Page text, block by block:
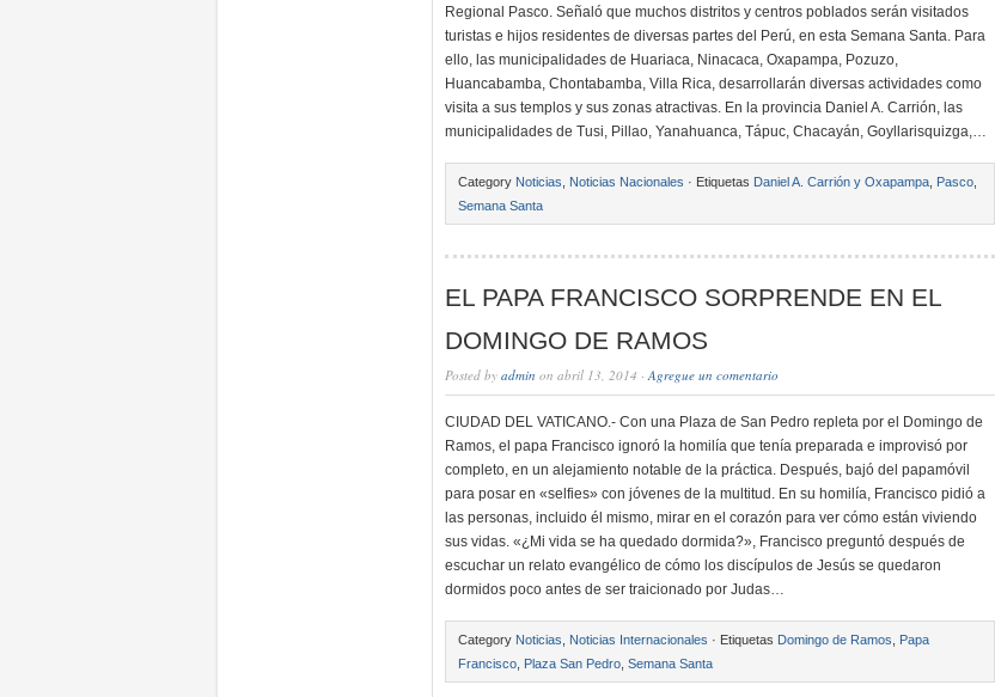
Regional Pasco. Señaló que muchos distritos y centros poblados serán visitados
turistas e hijos residentes de diversas partes del Perú, en esta Semana Santa. Para
ello, las municipalidades de Huariaca, Ninacaca, Oxapampa, Pozuzo,
Huancabamba, Chontabamba, Villa Rica, desarrollarán diversas actividades como
visita a sus templos y sus zonas atractivas. En la provincia Daniel A. Carrión, las
municipalidades de Tusi, Pillao, Yanahuanca, Tápuc, Chacayán, Goyllarisquizga,…
Category Noticias Noticias Nacionales · Etiquetas Daniel A. Carrión y Oxapampa Pasco
Semana Santa
EL PAPA FRANCISCO SORPRENDE EN EL
DOMINGO DE RAMOS
Posted by admin on abril 13, 2014 ·Agregue un comentario
CIUDAD DEL VATICANO.- Con una Plaza de San Pedro repleta por el Domingo de
Ramos, el papa Francisco ignoró la homilía que tenía preparada e improvisó por
completo, en un alejamiento notable de la práctica. Después, bajó del papamóvil
para posar en «selfies» con jóvenes de la multitud. En su homilía, Francisco pidió a
las personas, incluido él mismo, mirar en el corazón para ver cómo están viviendo
sus vidas. «¿Mi vida se ha quedado dormida?», Francisco preguntó después de
escuchar un relato evangélico de cómo los discípulos de Jesús se quedaron
dormidos poco antes de ser traicionado por Judas…
Category Noticias Noticias Internacionales · Etiquetas Domingo de Ramos
Papa
Francisco Plaza San Pedro Semana Santa